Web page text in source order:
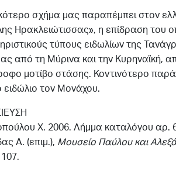
σχήμα μας παραπέμπει στον
Ηρακλειώτισσας», η επίδραση του
τύπους ειδωλίων της
από τη Μύρινα και την Κυρηναϊκή,
μοτίβο στάσης. Κοντινότερο
ειδώλιο τον Μονάχου.
Χ. 2006. Λήμμα καταλόγου αρ.
Α. (επιμ.), Μουσείο Παύλου και